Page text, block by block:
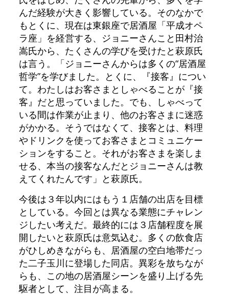
んだ経験が大きく影響している。そのなかで
もとくに、現在は東銀座で居酒屋「平成オペ
ラ座」を経営する、ジョニーさんこと田村治
嵩氏から、たくさんの学びを受けたと萩原氏
は言う。「ジョニーさんからは多くの“居酒屋
哲学”を学びました。とくに、『接客』につい
て。わたしはお客さまとしゃべることが『接
客』だと思っていました。でも、しゃべって
いる間は作業が止まり、他のお客さまに迷惑
がかかる。そうではなくて、接客とは、料理
やドリンクを使ってお客さまとコミュニケー
ションをすること。それがお客さまを楽しま
せる、本当の接客なんだとジョニーさんは教
えてくれたんです」と萩原氏。
今後は３年以内にはもう１店舗の出店を目標
としている。今回とは異なる業態にチャレン
ジしたい考えだ。最終的には３店舗程度を展
開したいと萩原氏は意気込む。多くの飲食店
がひしめきながらも、居酒屋の空白地帯だっ
た二子玉川に登場した同店。異彩を放ちなが
らも、この地の居酒屋シーンを盛り上げる先
駆者として、注目が高まる。